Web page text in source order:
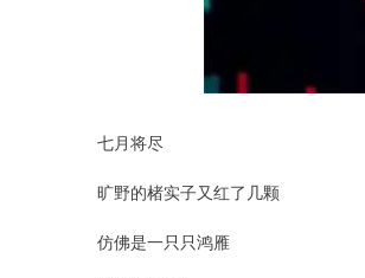
七月将尽
旷野的楮实子又红了几颗
仿佛是一只只鸿雁